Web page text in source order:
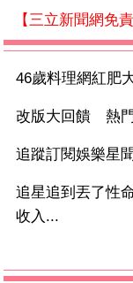
【三立新聞網免
46歲料理網紅肥
改版大回饋 熱
追蹤訂閱娛樂星
追星追到丟了性
收入...